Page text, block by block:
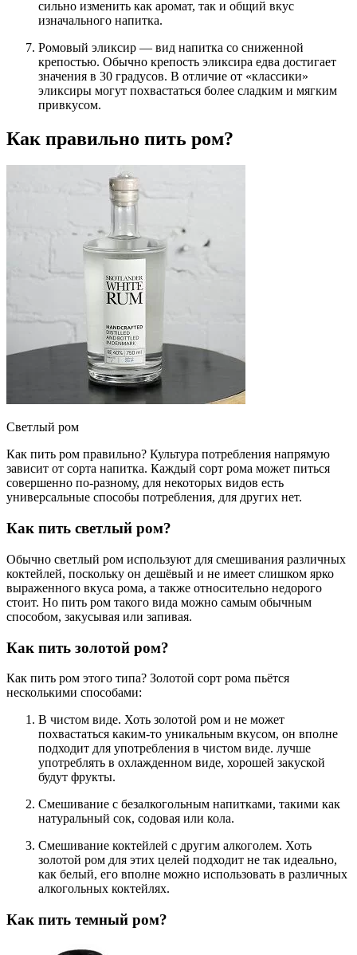
сильно изменить как аромат, так и общий вкус
изначального напитка.
Ромовый эликсир — вид напитка со сниженной
крепостью. Обычно крепость эликсира едва достигает
значения в 30 градусов. В отличие от «классики»
эликсиры могут похвастаться более сладким и мягким
привкусом.
Как правильно пить ром?
Светлый ром
Как пить ром правильно? Культура потребления напрямую
зависит от сорта напитка. Каждый сорт рома может питься
совершенно по-разному, для некоторых видов есть
универсальные способы потребления, для других нет.
Как пить светлый ром?
Обычно светлый ром используют для смешивания различных
коктейлей, поскольку он дешёвый и не имеет слишком ярко
выраженного вкуса рома, а также относительно недорого
стоит. Но пить ром такого вида можно самым обычным
способом, закусывая или запивая.
Как пить золотой ром?
Как пить ром этого типа? Золотой сорт рома пьётся
несколькими способами:
В чистом виде. Хоть золотой ром и не может
похвастаться каким-то уникальным вкусом, он вполне
подходит для употребления в чистом виде. лучше
употреблять в охлажденном виде, хорошей закуской
будут фрукты.
Смешивание с безалкогольным напитками, такими как
натуральный сок, содовая или кола.
Смешивание коктейлей с другим алкоголем. Хоть
золотой ром для этих целей подходит не так идеально,
как белый, его вполне можно использовать в различных
алкогольных коктейлях.
Как пить темный ром?